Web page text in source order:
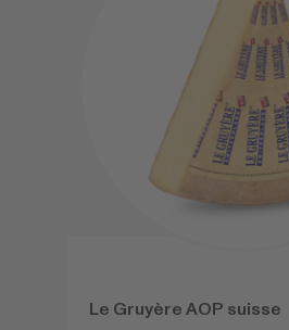
Le Gruyère AOP suisse